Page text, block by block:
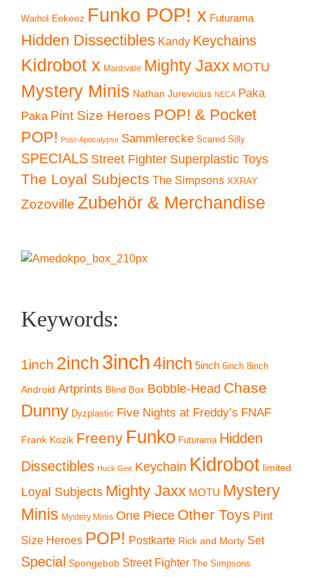
Warhol Eekeez Funko POP! x Futurama
Hidden Dissectibles Kandy Keychains
Kidrobot x Mardivale Mighty Jaxx MOTU
Mystery Minis Nathan Jurevicius NECA Paka
Paka Pint Size Heroes POP! & Pocket
POP! Post-Apocalypse Sammlerecke Scared Silly
SPECIALS Street Fighter Superplastic Toys
The Loyal Subjects The Simpsons XXRAY
Zozoville Zubehör & Merchandise
Keywords:
1inch 2inch 3inch4inch 5inch 6inch 8inch
Android Artprints Blind Box Bobble-Head Chase
Dunny Dyzplastic Five Nights at Freddy’s FNAF
Frank Kozik Freeny Funko Futurama Hidden
Dissectibles Huck Gee Keychain Kidrobot limited
Loyal Subjects Mighty Jaxx MOTU Mystery
Minis Mystery Minis One Piece Other Toys Pint
Size Heroes POP! Postkarte Rick and Morty Set
Special Spongebob Street Fighter The Simpsons